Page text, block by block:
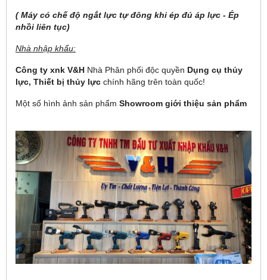
( Máy có chế độ ngắt lực tự đông khi ép đủ áp lực - Ép
nhồi liên tục)
Nhà nhập khẩu:
Công ty xnk V&H Nhà Phân phối độc quyền Dụng cụ thủy
lực, Thiết bị thủy lực chính hãng trên toàn quốc!
Một số hình ảnh sản phẩm Showroom giới thiệu sản phẩm